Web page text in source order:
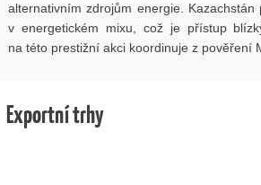
alternativním zdrojům energie.
v energetickém mixu, což je přístup
na této prestižní akci koordinuje z pověření
Exportní trhy